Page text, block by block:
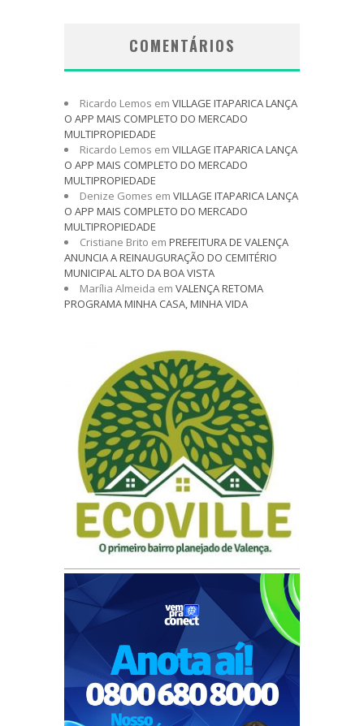
COMENTÁRIOS
Ricardo Lemos em VILLAGE ITAPARICA LANÇA
O APP MAIS COMPLETO DO MERCADO
MULTIPROPIEDADE
Ricardo Lemos em VILLAGE ITAPARICA LANÇA
O APP MAIS COMPLETO DO MERCADO
MULTIPROPIEDADE
Denize Gomes em VILLAGE ITAPARICA LANÇA
O APP MAIS COMPLETO DO MERCADO
MULTIPROPIEDADE
Cristiane Brito em PREFEITURA DE VALENÇA
ANUNCIA A REINAUGURAÇÃO DO CEMITÉRIO
MUNICIPAL ALTO DA BOA VISTA
Marília Almeida em VALENÇA RETOMA
PROGRAMA MINHA CASA, MINHA VIDA